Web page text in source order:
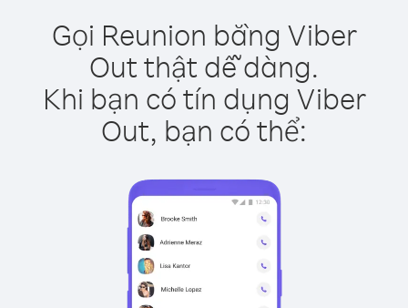
Gọi Reunion bằng Viber
Out thật dễ dàng.
Khi bạn có tín dụng Viber
Out, bạn có thể: